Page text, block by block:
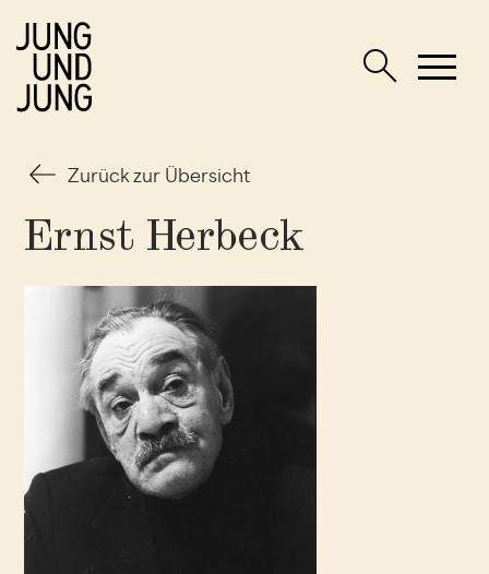
Zurück zur Übersicht
Ernst Herbeck